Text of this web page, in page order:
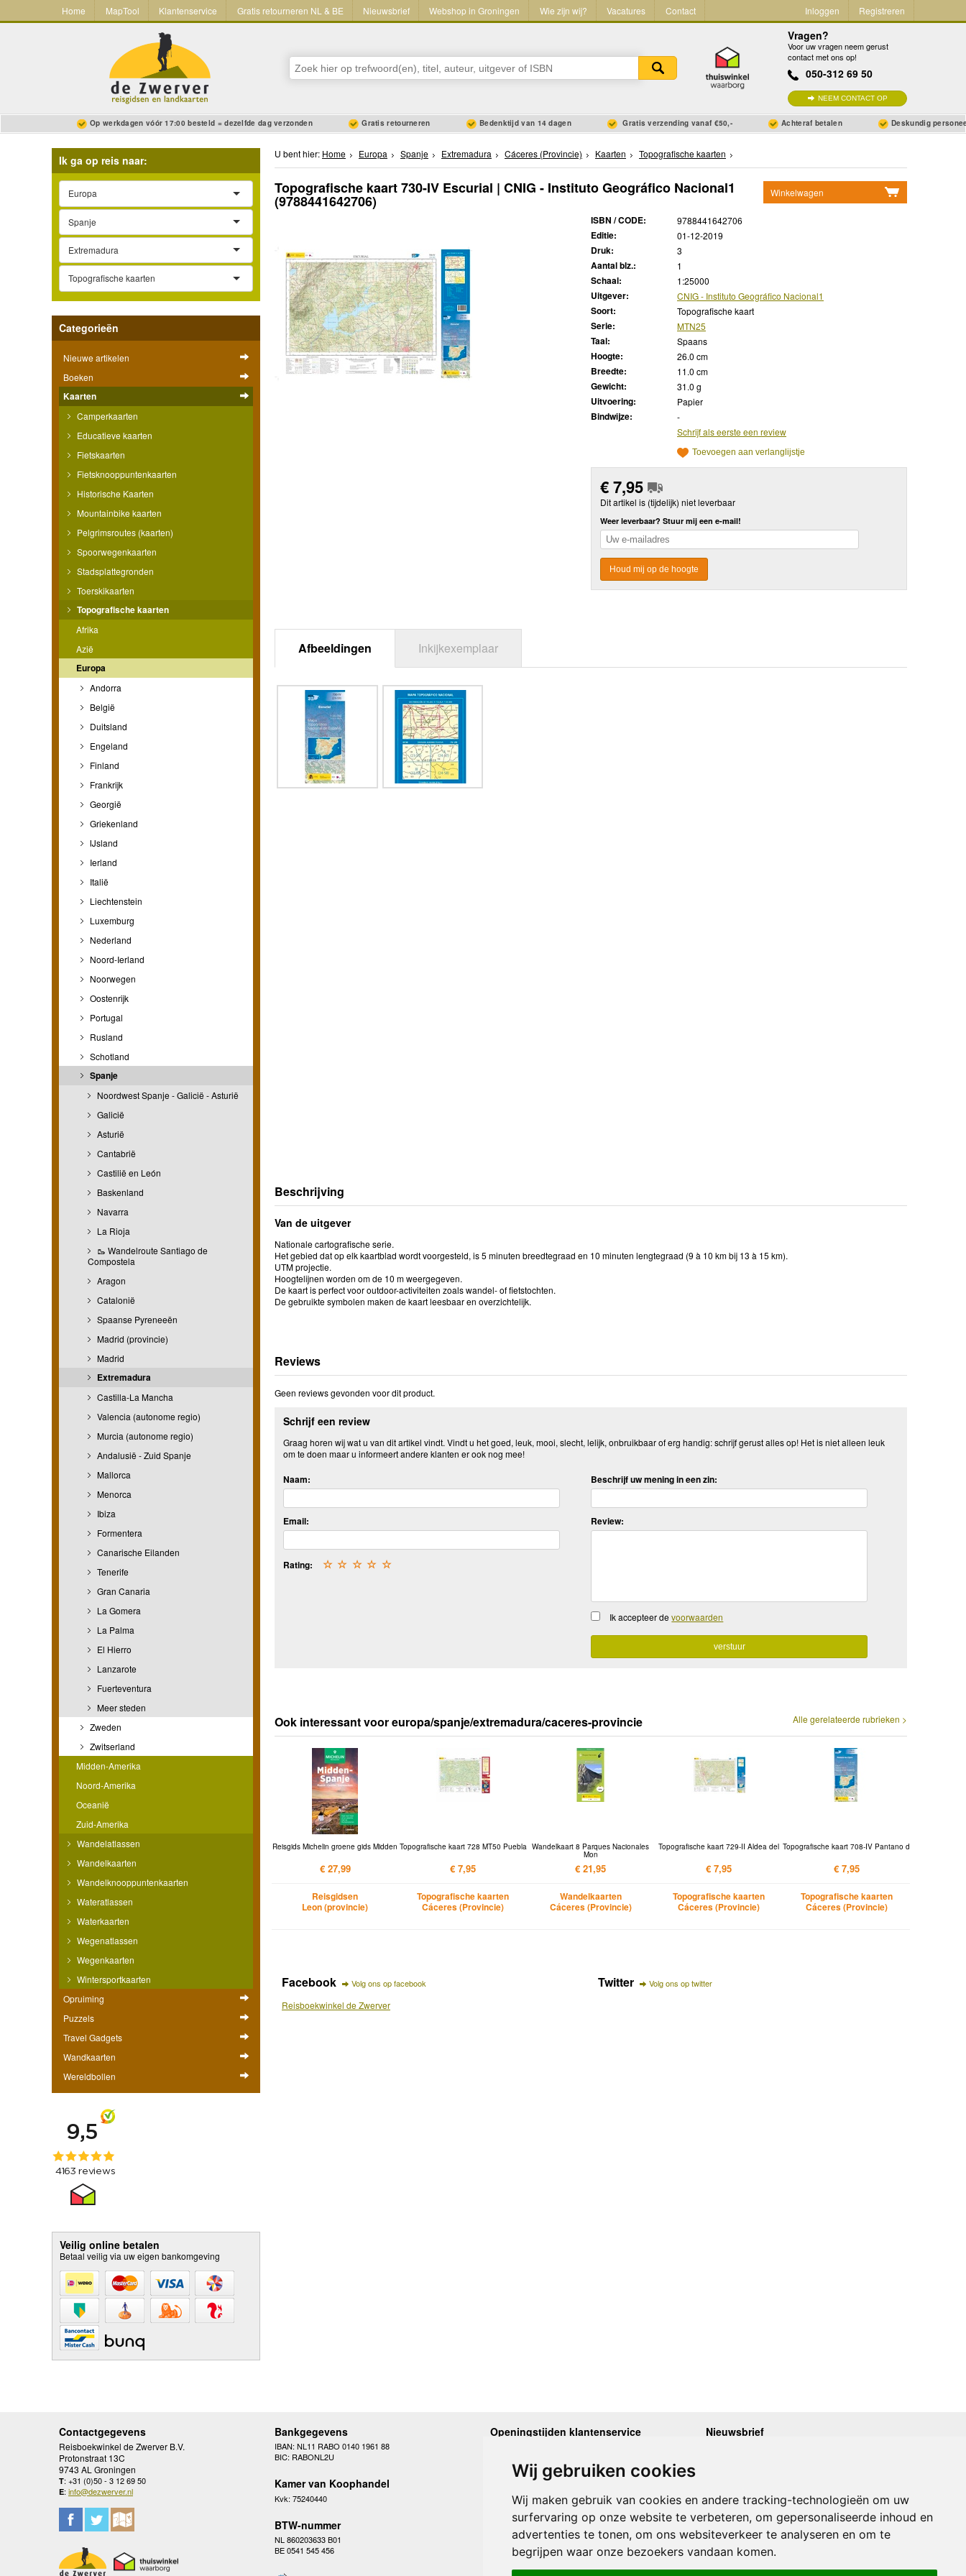
Wij gebruiken cookies
Wij maken gebruik van cookies en andere tracking-technologieën om uw
surfervaring op onze website te verbeteren, om gepersonaliseerde inhoud en
advertenties te tonen, om ons websiteverkeer te analyseren en om te
begrijpen waar onze bezoekers vandaan komen.
Home MapTool Klantenservice Gratis retourneren NL & BE Nieuwsbrief Webshop in Groningen Wie zijn wij? Vacatures Contact Inloggen Registreren
Vragen?
Voor uw vragen neem gerust
contact met ons op!
050-312 69 50
NEEM CONTACT OP
Op werkdagen vóór 17:00 besteld = dezelfde dag verzonden Gratis retourneren Bedenktijd van 14 dagen Gratis verzending vanaf €50,- Achteraf betalen Deskundig
Ik ga op reis naar:
Europa
Spanje
Extremadura
Topografische kaarten
Categorieën
Nieuwe artikelen
Boeken
Kaarten
Camperkaarten
Educatieve kaarten
Fietskaarten
Fietsknooppuntenkaarten
Historische Kaarten
Mountainbike kaarten
Pelgrimsroutes (kaarten)
Spoorwegenkaarten
Stadsplattegronden
Toerskikaarten
Topografische kaarten
Afrika
Azië
Europa
Andorra
België
Duitsland
Engeland
Finland
Frankrijk
Georgië
Griekenland
IJsland
Ierland
Italië
Liechtenstein
Luxemburg
Nederland
Noord-Ierland
Noorwegen
Oostenrijk
Portugal
Rusland
Schotland
Spanje
Noordwest Spanje - Galicië - Asturië
Galicië
Asturië
Cantabrië
Castilië en León
Baskenland
Navarra
La Rioja
🥾 Wandelroute Santiago de
Compostela
Aragon
Catalonië
Spaanse Pyreneeën
Madrid (provincie)
Madrid
Extremadura
Castilla-La Mancha
Valencia (autonome regio)
Murcia (autonome regio)
Andalusië - Zuid Spanje
Mallorca
Menorca
Ibiza
Formentera
Canarische Eilanden
Tenerife
Gran Canaria
La Gomera
La Palma
El Hierro
Lanzarote
Fuerteventura
Meer steden
Zweden
Zwitserland
Midden-Amerika
Noord-Amerika
Oceanië
Zuid-Amerika
Wandelatlassen
Wandelkaarten
Wandelknooppuntenkaarten
Wateratlassen
Waterkaarten
Wegenatlassen
Wegenkaarten
Wintersportkaarten
Opruiming
Puzzels
Travel Gadgets
Wandkaarten
Wereldbollen
Veilig online betalen
Betaal veilig via uw eigen bankomgeving
U bent hier: Home Europa Spanje Extremadura Cáceres (Provincie) Kaarten Topografische kaarten
Winkelwagen
Topografische kaart 730-IV Escurial | CNIG - Instituto Geográfico Nacional1
(9788441642706)
ISBN / CODE: 9788441642706
Editie: 01-12-2019
Druk: 3
Aantal blz.: 1
Schaal: 1:25000
Uitgever: CNIG - Instituto Geográfico Nacional1
Soort: Topografische kaart
Serie: MTN25
Taal: Spaans
Hoogte: 26.0 cm
Breedte: 11.0 cm
Gewicht: 31.0 g
Uitvoering: Papier
Bindwijze:
-
Schrijf als eerste een review
Toevoegen aan verlanglijstje
€7,95
Dit artikel is (tijdelijk) niet leverbaar
Weer leverbaar? Stuur mij een e-mail!
Houd mij op de hoogte
Afbeeldingen Inkijkexemplaar
Beschrijving
Van de uitgever
Nationale cartografische serie.
Het gebied dat op elk kaartblad wordt voorgesteld, is 5 minuten breedtegraad en 10 minuten lengtegraad (9 à 10 km bij 13 à 15 km).
UTM projectie.
Hoogtelijnen worden om de 10 m weergegeven.
De kaart is perfect voor outdoor-activiteiten zoals wandel- of fietstochten.
De gebruikte symbolen maken de kaart leesbaar en overzichtelijk.
Reviews
Geen reviews gevonden voor dit product.
Schrijf een review
Graag horen wij wat u van dit artikel vindt. Vindt u het goed, leuk, mooi, slecht, lelijk, onbruikbaar of erg handig: schrijf gerust alles op! Het is niet alleen leuk
om te doen maar u informeert andere klanten er ook nog mee!
Naam:
Email:
Rating: ☆
☆
☆
☆
☆
Beschrijf uw mening in een zin:
Review:
Ik accepteer devoorwaarden
Alle gerelateerde rubrieken >
Ook interessant voor europa/spanje/extremadura/caceres-provincie
Reisgids Michelin groene gids Midden
€ 27,99
Reisgidsen
Leon (provincie)
Topografische kaart 728 MT50 Puebla
€ 7,95
Topografische kaarten
Cáceres (Provincie)
Wandelkaart 8 Parques Nacionales
Mon
€ 21,95
Wandelkaarten
Cáceres (Provincie)
Topografische kaart 729-II Aldea del
€ 7,95
Topografische kaarten
Cáceres (Provincie)
Topografische kaart 708-IV Pantano d
€ 7,95
Topografische kaarten
Cáceres (Provincie)
Facebook Volg ons op facebook
Reisboekwinkel de Zwerver
Twitter Volg ons op twitter
Contactgegevens
Reisboekwinkel de Zwerver B.V.
Protonstraat 13C
9743 AL Groningen
T: +31 (0)50 - 3 12 69 50
E: info@dezwerver.nl
Bankgegevens
IBAN: NL11 RABO 0140 1961 88
BIC: RABONL2U
Kamer van Koophandel
Kvk: 75240440
BTW-nummer
NL 860203633 B01
BE 0541 545 456
Openingstijden klantenservice
Woensdag
10.00 - 12.30 en 13.30 - 17.00
Donderdag
Vrijdag
10.00 - 12.30 en 13.30 - 17.00
Zaterdag
gesloten
Zondag
gesloten
Nieuwsbrief
Onze laatste Nieuwsbrief
Inschrijven